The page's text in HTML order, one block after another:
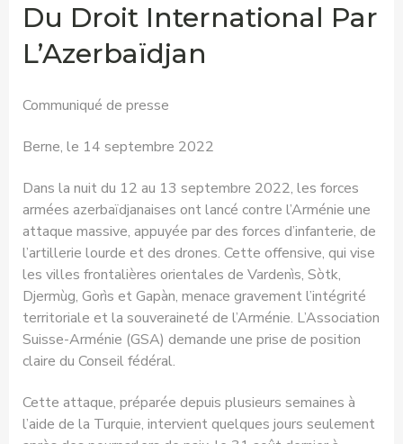
Du Droit International Par
L’Azerbaïdjan
Communiqué de presse
Berne, le 14 septembre 2022
Dans la nuit du 12 au 13 septembre 2022, les forces
armées azerbaïdjanaises ont lancé contre l’Arménie une
attaque massive, appuyée par des forces d’infanterie, de
l’artillerie lourde et des drones. Cette offensive, qui vise
les villes frontalières orientales de Vardenìs, Sòtk,
Djermùg, Gorìs et Gapàn, menace gravement l’intégrité
territoriale et la souveraineté de l’Arménie. L’Association
Suisse-Arménie (GSA) demande une prise de position
claire du Conseil fédéral.
Cette attaque, préparée depuis plusieurs semaines à
l’aide de la Turquie, intervient quelques jours seulement